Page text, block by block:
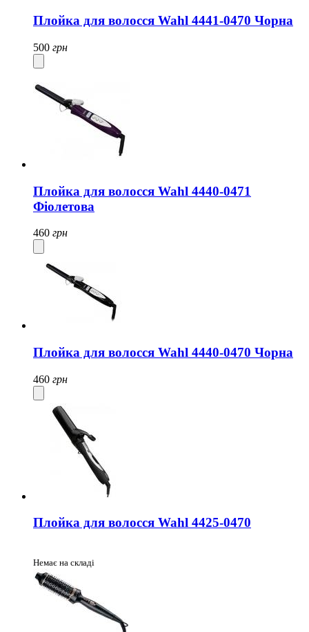
Плойка для волосся Wahl 4441-0470 Чорна
500 грн
Плойка для волосся Wahl 4440-0471
Фіолетова
460 грн
Плойка для волосся Wahl 4440-0470 Чорна
460 грн
Плойка для волосся Wahl 4425-0470
Немає на складі